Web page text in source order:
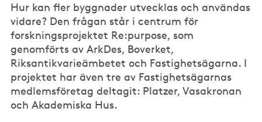
Hur kan fler byggnader utvecklas och användas
vidare? Den frågan står i centrum för
forskningsprojektet Re:purpose, som
genomförts av ArkDes, Boverket,
Riksantikvarieämbetet och Fastighetsägarna. I
projektet har även tre av Fastighetsägarnas
medlemsföretag deltagit: Platzer, Vasakronan
och Akademiska Hus.